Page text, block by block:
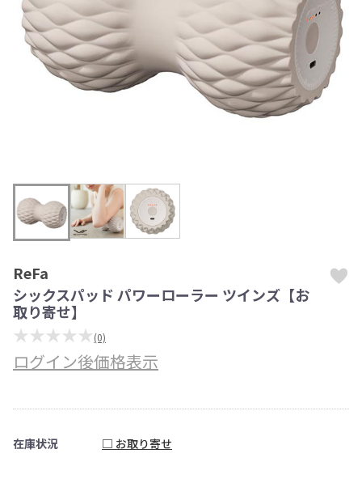
ReFa
シックスパッド パワーローラー ツインズ【お
取り寄せ】
★★★★★ (0)
ログイン後価格表示
在庫状況 □ お取り寄せ